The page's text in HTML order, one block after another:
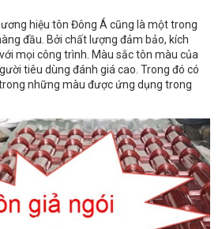
hiệu tôn Đông Á cũng là một trong
đầu. Bởi chất lượng đảm bảo, kích
mọi công trình. Màu sắc tôn màu của
tiêu dùng đánh giá cao. Trong đó có
những màu được ứng dụng trong